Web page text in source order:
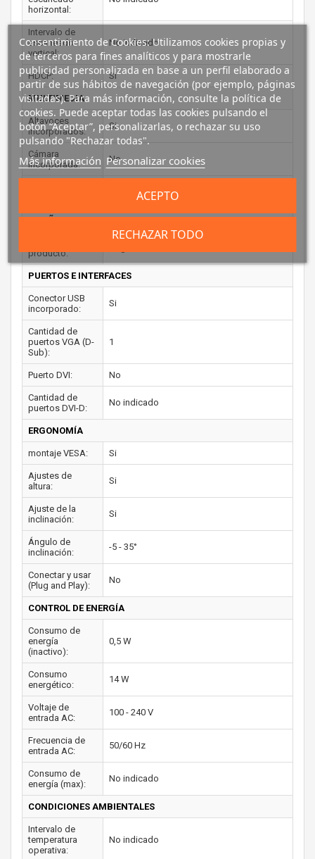
horizontal:
Intervalo de
escaneado
vertical:
No indicado
HDCP: Si
MULTIMEDIA
Altavoces
incorporados:
Si
Cámara
incorporada:
No
DISEÑO
producto:
PUERTOS E INTERFACES
Conector USB
incorporado:
Si
Cantidad de
puertos VGA (D-
Sub):
1
Puerto DVI: No
Cantidad de
puertos DVI-D:
No indicado
ERGONOMÍA
montaje VESA: Si
Ajustes de
altura:
Si
Ajuste de la
inclinación:
Si
Ángulo de
inclinación:
-5 - 35°
Conectar y usar
(Plug and Play):
No
CONTROL DE ENERGÍA
Consumo de
energía
(inactivo):
0,5 W
Consumo
energético:
14 W
Voltaje de
entrada AC:
100 - 240 V
Frecuencia de
entrada AC:
50/60 Hz
Consumo de
energía (max):
No indicado
CONDICIONES AMBIENTALES
Intervalo de
temperatura
operativa:
No indicado
Consentimiento de Cookies: Utilizamos cookies propias y
de terceros para fines analíticos y para mostrarle
publicidad personalizada en base a un perfil elaborado a
partir de sus hábitos de navegación (por ejemplo, páginas
visitadas). Para más información, consulte la política de
cookies. Puede aceptar todas las cookies pulsando el
botón “Aceptar”, personalizarlas, o rechazar su uso
pulsando "Rechazar todas".
Más información Personalizar cookies
RECHAZAR TODO
ACEPTO